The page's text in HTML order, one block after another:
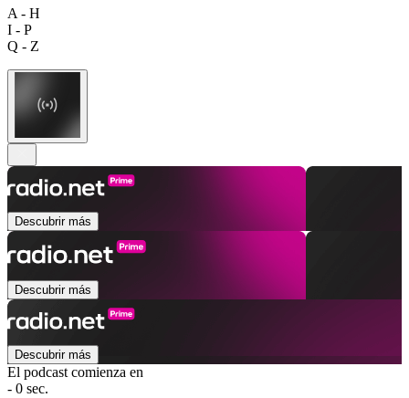
A - H
I - P
Q - Z
Descubrir más
Descubrir más
Descubrir más
El podcast comienza en
- 0 sec.